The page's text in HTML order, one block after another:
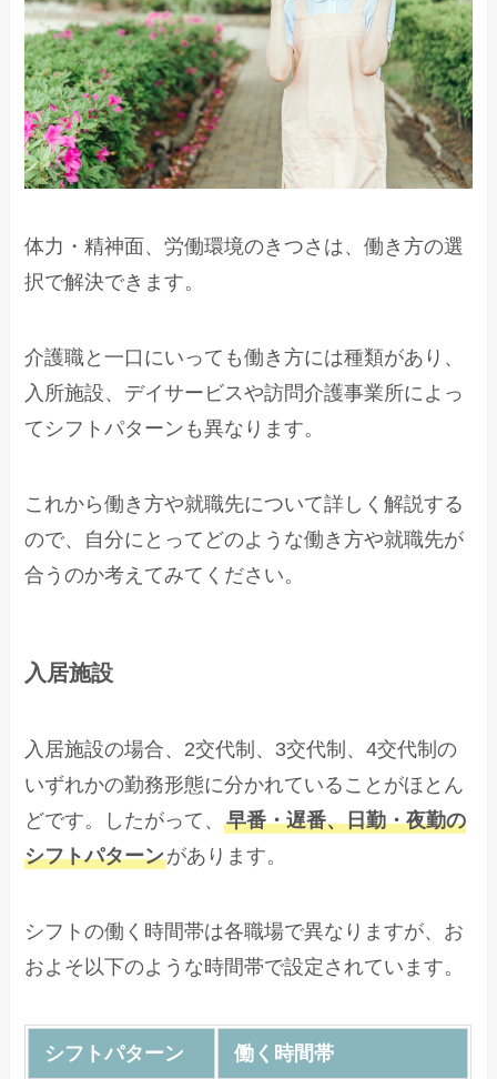
体力・精神面、労働環境のきつさは、働き方の選
択で解決できます。
介護職と一口にいっても働き方には種類があり、
入所施設、デイサービスや訪問介護事業所によっ
てシフトパターンも異なります。
これから働き方や就職先について詳しく解説する
ので、自分にとってどのような働き方や就職先が
合うのか考えてみてください。
入居施設
入居施設の場合、2交代制、3交代制、4交代制の
いずれかの勤務形態に分かれていることがほとん
どです。したがって、早番・遅番、日勤・夜勤の
シフトパターンがあります。
シフトの働く時間帯は各職場で異なりますが、お
およそ以下のような時間帯で設定されています。
シフトパターン 働く時間帯